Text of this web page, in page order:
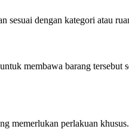
dengan kategori atau
membawa barang tersebut
memerlukan perlakuan